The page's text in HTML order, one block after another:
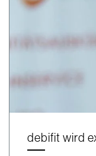
debifit wird